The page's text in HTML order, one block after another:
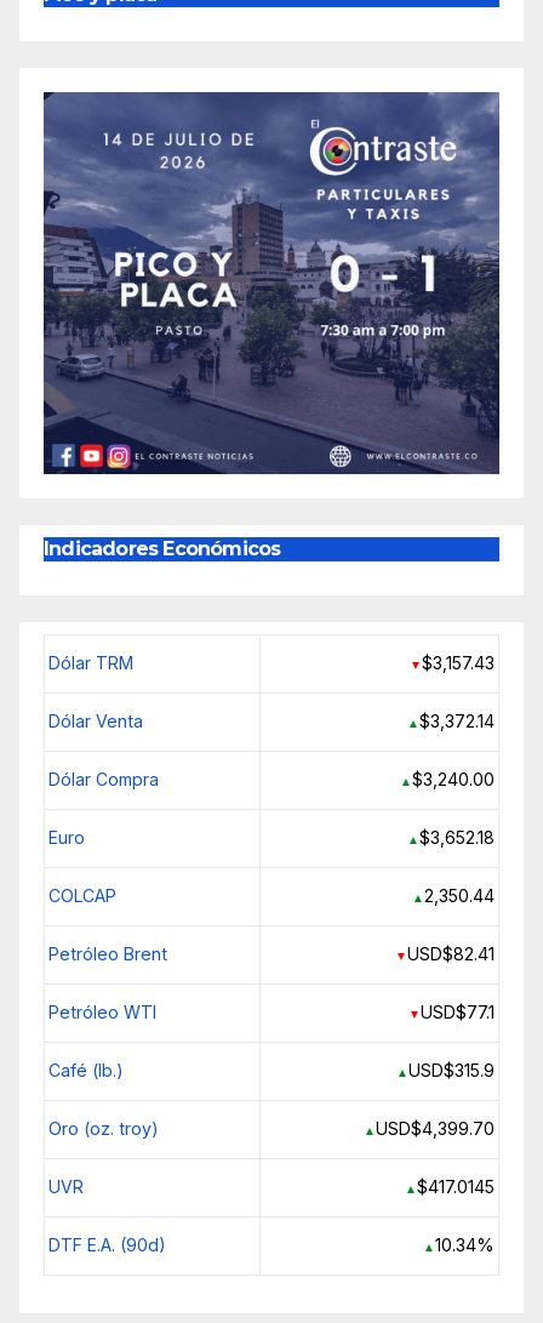
Indicadores Económicos
Dólar TRM ▼$3,157.43
Dólar Venta ▲$3,372.14
Dólar Compra ▲$3,240.00
Euro ▲$3,652.18
COLCAP ▲2,350.44
Petróleo Brent ▼USD$82.41
Petróleo WTI ▼USD$77.1
Café (lb.) ▲USD$315.9
Oro (oz. troy) ▲USD$4,399.70
UVR ▲$417.0145
DTF E.A. (90d) ▲10.34%